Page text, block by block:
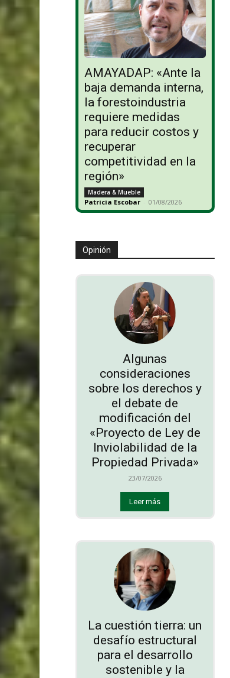
AMAYADAP: «Ante la
baja demanda interna,
la forestoindustria
requiere medidas
para reducir costos y
recuperar
competitividad en la
región»
Madera & Mueble
Patricia Escobar - 01/08/2026
Opinión
Algunas
consideraciones
sobre los derechos y
el debate de
modificación del
«Proyecto de Ley de
Inviolabilidad de la
Propiedad Privada»
23/07/2026
Leer más
La cuestión tierra: un
desafío estructural
para el desarrollo
sostenible y la